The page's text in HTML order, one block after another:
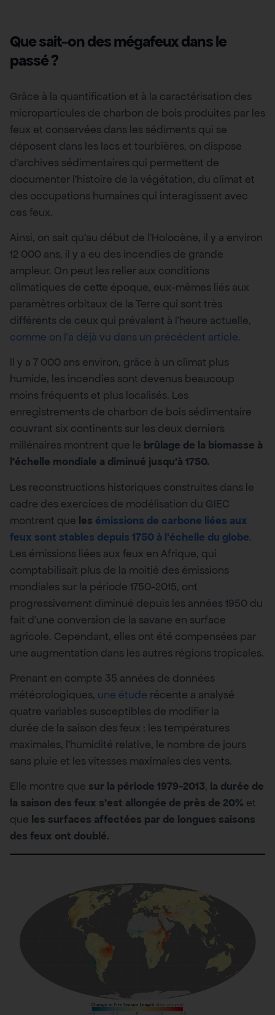
Que sait-on des mégafeux dans le
passé ?
Grâce à la quantification et à la caractérisation des
microparticules de charbon de bois produites par les
feux et conservées dans les sédiments qui se
déposent dans les lacs et tourbières, on dispose
d’archives sédimentaires qui permettent de
documenter l’histoire de la végétation, du climat et
des occupations humaines qui interagissent avec
ces feux.
Ainsi, on sait qu’au début de l’Holocène, il y a environ
12 000 ans, il y a eu des incendies de grande
ampleur. On peut les relier aux conditions
climatiques de cette époque, eux-mêmes liés aux
paramètres orbitaux de la Terre qui sont très
différents de ceux qui prévalent à l’heure actuelle,
comme on l’a déjà vu dans un précédent article.
Il y a 7 000 ans environ, grâce à un climat plus
humide, les incendies sont devenus beaucoup
moins fréquents et plus localisés. Les
enregistrements de charbon de bois sédimentaire
couvrant six continents sur les deux derniers
millénaires montrent que le brûlage de la biomasse à
l’échelle mondiale a diminué jusqu’à 1750.
Les reconstructions historiques construites dans le
cadre des exercices de modélisation du GIEC
montrent que les émissions de carbone liées aux
feux sont stables depuis 1750 à l’échelle du globe.
Les émissions liées aux feux en Afrique, qui
comptabilisait plus de la moitié des émissions
mondiales sur la période 1750-2015, ont
progressivement diminué depuis les années 1950 du
fait d’une conversion de la savane en surface
agricole. Cependant, elles ont été compensées par
une augmentation dans les autres régions tropicales.
Prenant en compte 35 années de données
météorologiques, une étude récente a analysé
quatre variables susceptibles de modifier la
durée de la saison des feux : les températures
maximales, l’humidité relative, le nombre de jours
sans pluie et les vitesses maximales des vents.
Elle montre que sur la période 1979-2013, la durée de
la saison des feux s’est allongée de près de 20% et
que les surfaces affectées par de longues saisons
des feux ont doublé.